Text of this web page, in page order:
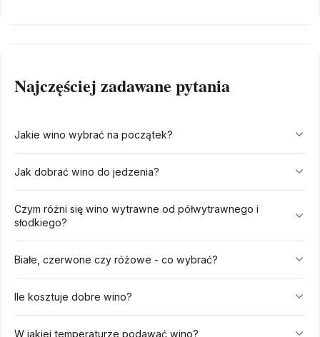
Najczęściej zadawane pytania
Jakie wino wybrać na początek?
Jak dobrać wino do jedzenia?
Czym różni się wino wytrawne od półwytrawnego i
słodkiego?
Białe, czerwone czy różowe - co wybrać?
Ile kosztuje dobre wino?
W jakiej temperaturze podawać wino?